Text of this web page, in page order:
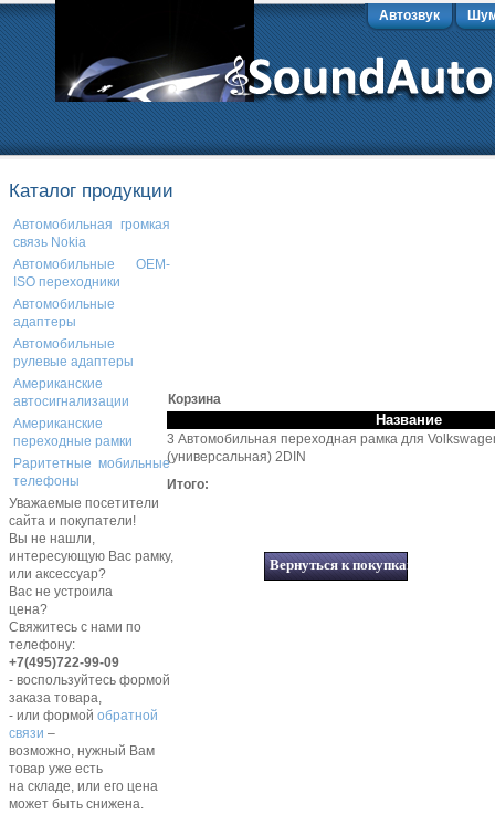
Автозвук
Каталог продукции
Автомобильная громкая
связь Nokia
Автомобильные OEM-
ISO переходники
Автомобильные
адаптеры
Автомобильные
рулевые адаптеры
Американские
автосигнализации
Американские
переходные рамки
Раритетные мобильные
телефоны
Уважаемые посетители
сайта и покупатели!
Вы не нашли,
интересующую Вас рамку,
или аксессуар?
Вас не устроила
цена?
Свяжитесь с нами по
телефону:
+7(495)722-99-09
- воспользуйтесь формой
заказа товара,
- или формой обратной
связи –
возможно, нужный Вам
товар уже есть
на складе, или его цена
может быть снижена.
Корзина
Название
3 Автомобильная переходная рамка для
(универсальная) 2DIN
Итого: